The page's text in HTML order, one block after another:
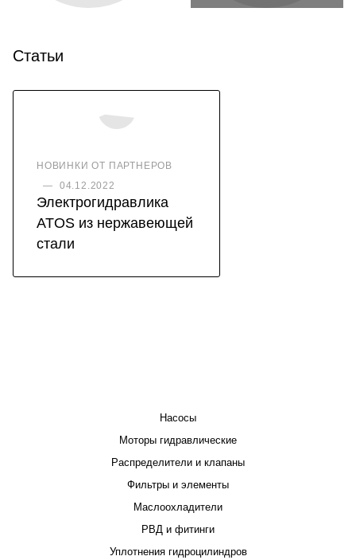
Статьи
НОВИНКИ ОТ ПАРТНЕРОВ
—
04.12.2022
Электрогидравлика
ATOS из нержавеющей
стали
Насосы
Моторы гидравлические
Распределители и клапаны
Фильтры и элементы
Маслоохладители
РВД и фитинги
Уплотнения гидроцилиндров